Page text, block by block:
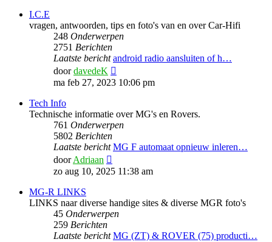
I.C.E
vragen, antwoorden, tips en foto's van en over Car-Hifi
248 Onderwerpen
2751 Berichten
Laatste bericht android radio aansluiten of h…
doordavedeK
laatste
ma feb 27, 2023 10:06 pm
Tech Info
Technische informatie over MG's en Rovers.
761 Onderwerpen
5802 Berichten
Laatste bericht MG F automaat opnieuw inleren…
doorAdriaan
laatste
zo aug 10, 2025 11:38 am
MG-R LINKS
LINKS naar diverse handige sites & diverse MGR foto's
45 Onderwerpen
259 Berichten
Laatste bericht MG (ZT) & ROVER (75) producti…